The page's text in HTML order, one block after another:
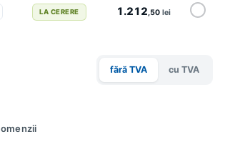
LA CERERE 1.212,50 lei
fără TVA cu TVA